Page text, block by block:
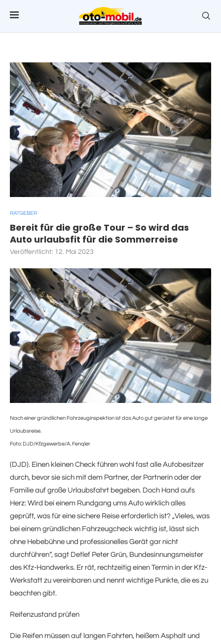
RATGEBER
Bereit für die große Tour – So wird das
Auto urlaubsfit für die Sommerreise
Veröffentlicht: 12. Mai 2023
Nach einer gründlichen Fahrzeuginspektion ist das Auto gut gerüstet für eine lange
Urlaubsreise.
Foto: DJD/Kfzgewerbe/A. Fenqler
(DJD). Einen kleinen Check führen wohl fast alle Autobesitzer
durch, bevor sie sich mit dem Partner, der Partnerin oder der
Familie auf große Urlaubsfahrt begeben. Doch Hand aufs
Herz: Wird bei einem Rundgang ums Auto wirklich alles
geprüft, was für eine sichere Reise erforderlich ist? „Vieles, was
bei einem gründlichen Fahrzeugcheck wichtig ist, lässt sich
ohne Hebebühne und professionelles Gerät gar nicht
durchführen“, sagt Detlef Peter Grün, Bundesinnungsmeister
des Kfz-Handwerks. Er rät, rechtzeitig einen Termin in der Kfz-
Werkstatt zu vereinbaren und nennt wichtige Punkte, die es zu
beachten gibt.
Reifenzustand prüfen
Die Reifen müssen auf langen Fahrten, heißem Asphalt und